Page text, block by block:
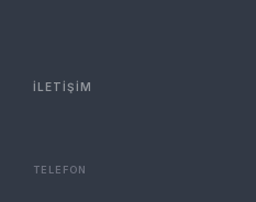
İLETİŞİM
TELEFON